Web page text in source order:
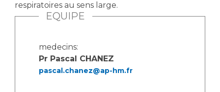
respiratoires au sens large.
EQUIPE
medecins:
Pr Pascal CHANEZ
pascal.chanez@ap-hm.fr